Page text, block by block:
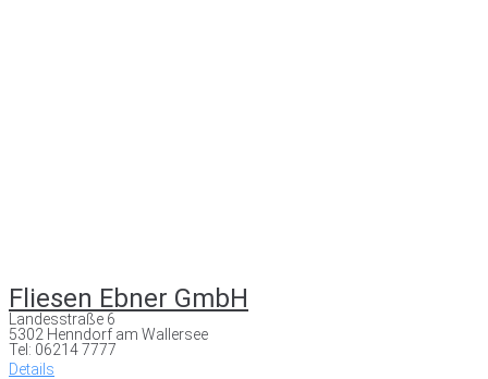
Fliesen Ebner GmbH
Landesstraße 6
5302 Henndorf am Wallersee
Tel: 06214 7777
Details